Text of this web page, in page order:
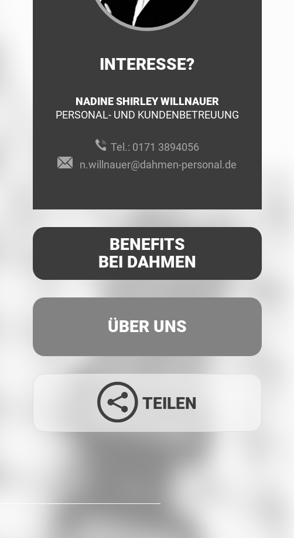
INTERESSE?
NADINE SHIRLEY WILLNAUER
PERSONAL- UND KUNDENBETREUUNG
Tel.: 0171 3894056
n.willnauer@dahmen-personal.de
BENEFITS
BEI DAHMEN
ÜBER UNS
Whatsapp
TEILEN